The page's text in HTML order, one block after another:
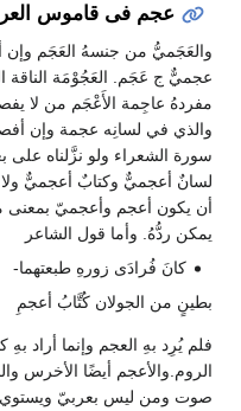
عجم فی قاموس
والعَجَميُّ من جنسهُ العَجَم وإن
عجميٌّ ج عَجَم. العَجُوْمَة الناقة
مفردهُ عاجِمة الأَعْجَم من لا
والذي في لسانِه عجمة وإن
سورة الشعراء ولو نزَّلناه
لسانٌ أعجميٌّ وكتابٌ أعجميٌّ
أن يكون أعجم وأعجميّ بمعنى
يمكن ردُّهُ. وأما قول الشاعر
كانَ فُرادَى زورهِ طبعتهما-
بطينٍ من الجولان كُتَّابُ أعجمِ
فلم يُرِد بهِ العجم وإنما أراد
الروم.والأعجم أيضًا الأخرس
صوت ومن ليس بعربيّ ويستوي